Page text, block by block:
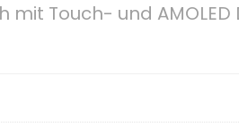
Touch- und AMOLED